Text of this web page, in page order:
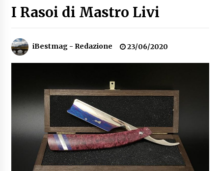
Speciale – Cinque Risi Italiani Top
I Rasoi di Mastro Livi
iBestmag - Redazione 23/06/2020